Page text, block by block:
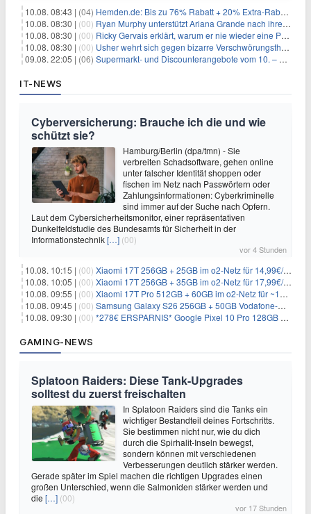
10.08. 08:43 | (04) Hemden.de: Bis zu 76% Rabatt + 20% Extra-Rabatt auf ALLE Hemden
10.08. 08:30 | (00) Ryan Murphy unterstützt Ariana Grande nach ihrem Ausstieg bei 'American Horror Story'
10.08. 08:30 | (00) Ricky Gervais erklärt, warum er nie wieder eine Preisverleihung moderieren will
10.08. 08:30 | (00) Usher wehrt sich gegen bizarre Verschwörungstheorie über angeblichen 'Klon'
09.08. 22:05 | (06) Supermarkt- und Discounterangebote vom 10. – 15.08.2026
IT-NEWS
Cyberversicherung: Brauche ich die und wie
schützt sie?
Hamburg/Berlin (dpa/tmn) - Sie
verbreiten Schadsoftware, gehen online
unter falscher Identität shoppen oder
fischen im Netz nach Passwörtern oder
Zahlungsinformationen: Cyberkriminelle
sind immer auf der Suche nach Opfern.
Laut dem Cybersicherheitsmonitor, einer repräsentativen
Dunkelfeldstudie des Bundesamts für Sicherheit in der
Informationstechnik[…] (00)
vor 4 Stunden
10.08. 10:15 | (00) Xiaomi 17T 256GB + 25GB im o2-Netz für 14,99€/Monat (effektiv -4,30€/Monat)
10.08. 10:05 | (00) Xiaomi 17T 256GB + 35GB im o2-Netz für 17,99€/Monat (effektiv -2,47€/Monat)
10.08. 09:55 | (00) Xiaomi 17T Pro 512GB + 60GB im o2-Netz für ~19,99€/Monat (effektiv -7,22€/Monat)
10.08. 09:45 | (00) Samsung Galaxy S26 256GB + 50GB Vodafone-Netz für 19,99€/Monat (effektiv 1,26€/Monat)
10.08. 09:30 | (00) *278€ ERSPARNIS* Google Pixel 10 Pro 128GB + 60GB im o2-Netz für ~19,99€/Monat
GAMING-NEWS
Splatoon Raiders: Diese Tank-Upgrades
solltest du zuerst freischalten
In Splatoon Raiders sind die Tanks ein
wichtiger Bestandteil deines Fortschritts.
Sie bestimmen nicht nur, wie du dich
durch die Spirhalit-Inseln bewegst,
sondern können mit verschiedenen
Verbesserungen deutlich stärker werden.
Gerade später im Spiel machen die richtigen Upgrades einen
großen Unterschied, wenn die Salmoniden stärker werden und
die […] (00)
vor 17 Stunden